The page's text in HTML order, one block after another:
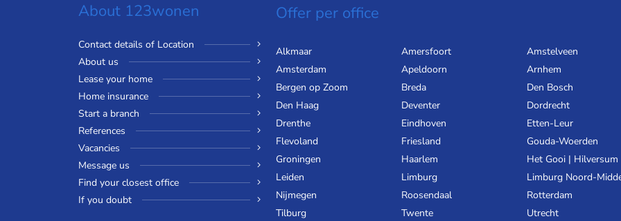
About 123wonen
Contact details of Location
About us
Lease your home
Home insurance
Start a branch
References
Vacancies
Message us
Find your closest office
If you doubt
Offer per office
Alkmaar Amersfoort
Amstelveen
Amsterdam
Apeldoorn
Arnhem
Bergen op Zoom
Breda
Den Bosch
Den Haag
Deventer
Dordrecht
Drenthe
Eindhoven
Etten-Leur
Flevoland
Friesland
Gouda-Woerden
Groningen
Haarlem
Het Gooi | Hilversum
Leiden
Limburg
Limburg Noord-
Nijmegen
Roosendaal
Rotterdam
Tilburg
Twente
Utrecht